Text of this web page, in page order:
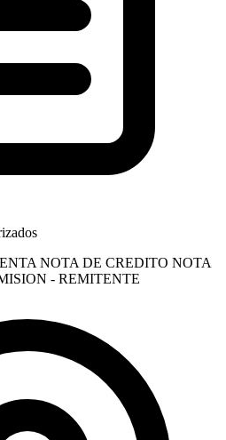
NOTA DE CREDITO NOTA
- REMITENTE